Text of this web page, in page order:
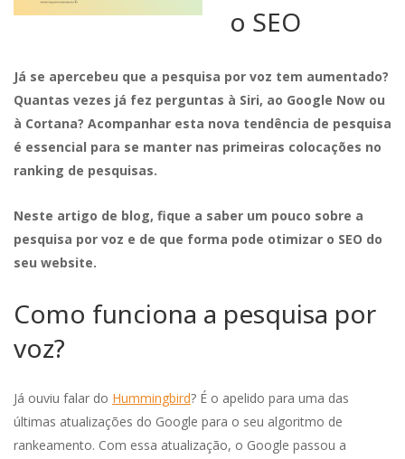
o SEO
Já se apercebeu que a pesquisa por voz tem aumentado?
Quantas vezes já fez perguntas à Siri, ao Google Now ou
à Cortana? Acompanhar esta nova tendência de pesquisa
é essencial para se manter nas primeiras colocações no
ranking de pesquisas.
Neste artigo de blog, fique a saber um pouco sobre a
pesquisa por voz e de que forma pode otimizar o SEO do
seu website.
Como funciona a pesquisa por
voz?
Já ouviu falar do Hummingbird? É o apelido para uma das
últimas atualizações do Google para o seu algoritmo de
rankeamento. Com essa atualização, o Google passou a